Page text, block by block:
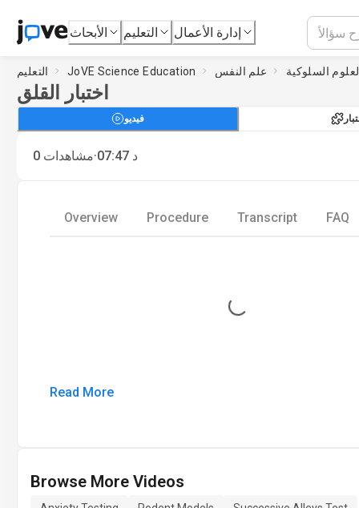
الأبحاث التعليم إدارة الأعمال
التعليم JoVE Science Education علم النفس السلوكية
اختبار القلق
فيديو
0 مشاهدات·07:47 د
Overview Procedure Transcript FAQ
Loading...
Read More
Browse More Videos